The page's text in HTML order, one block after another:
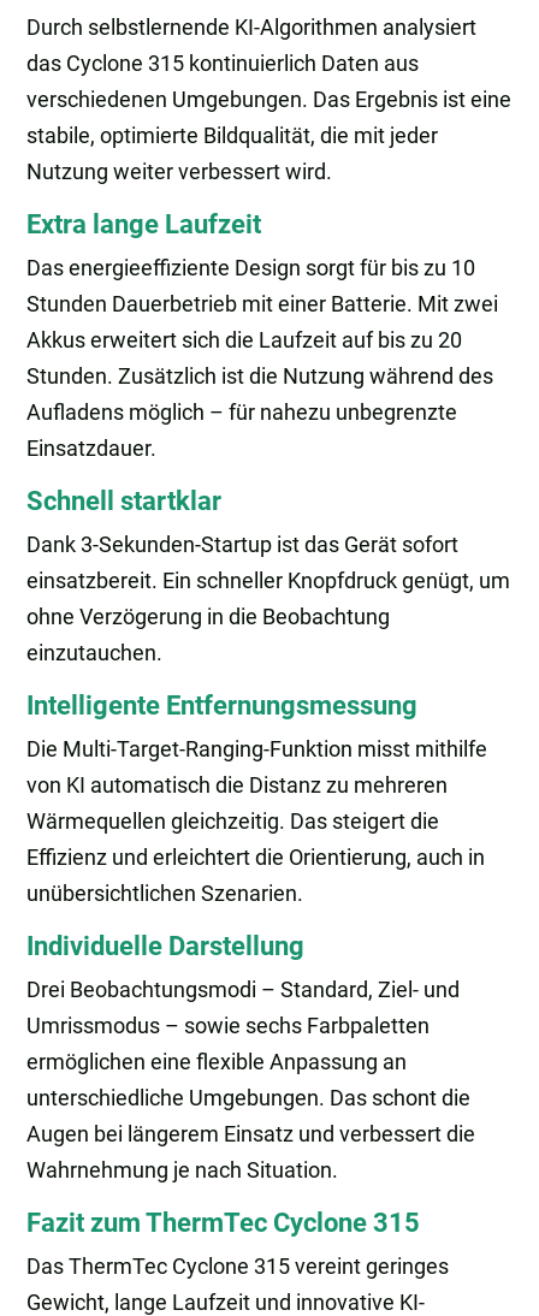
Durch selbstlernende KI-Algorithmen analysiert
das Cyclone 315 kontinuierlich Daten aus
verschiedenen Umgebungen. Das Ergebnis ist eine
stabile, optimierte Bildqualität, die mit jeder
Nutzung weiter verbessert wird.
Extra lange Laufzeit
Das energieeffiziente Design sorgt für bis zu 10
Stunden Dauerbetrieb mit einer Batterie. Mit zwei
Akkus erweitert sich die Laufzeit auf bis zu 20
Stunden. Zusätzlich ist die Nutzung während des
Aufladens möglich – für nahezu unbegrenzte
Einsatzdauer.
Schnell startklar
Dank 3-Sekunden-Startup ist das Gerät sofort
einsatzbereit. Ein schneller Knopfdruck genügt, um
ohne Verzögerung in die Beobachtung
einzutauchen.
Intelligente Entfernungsmessung
Die Multi-Target-Ranging-Funktion misst mithilfe
von KI automatisch die Distanz zu mehreren
Wärmequellen gleichzeitig. Das steigert die
Effizienz und erleichtert die Orientierung, auch in
unübersichtlichen Szenarien.
Individuelle Darstellung
Drei Beobachtungsmodi – Standard, Ziel- und
Umrissmodus – sowie sechs Farbpaletten
ermöglichen eine flexible Anpassung an
unterschiedliche Umgebungen. Das schont die
Augen bei längerem Einsatz und verbessert die
Wahrnehmung je nach Situation.
Fazit zum ThermTec Cyclone 315
Das ThermTec Cyclone 315 vereint geringes
Gewicht, lange Laufzeit und innovative KI-